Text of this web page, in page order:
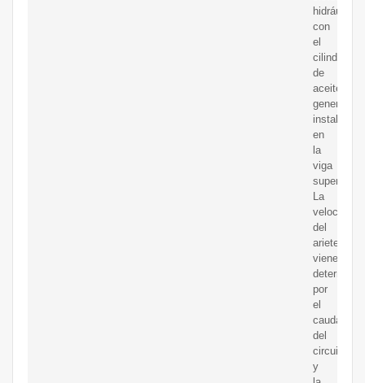
hidráulico,
con
el
cilindro
de
aceite
instalado
en
la
viga
superior.
La
velocidad
del
ariete
viene
por
el
caudal
del
circuito
y